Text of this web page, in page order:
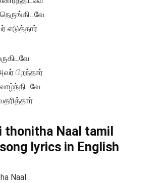
பிறந்தார்
thonitha Naal tamil
lyrics in English
Naal